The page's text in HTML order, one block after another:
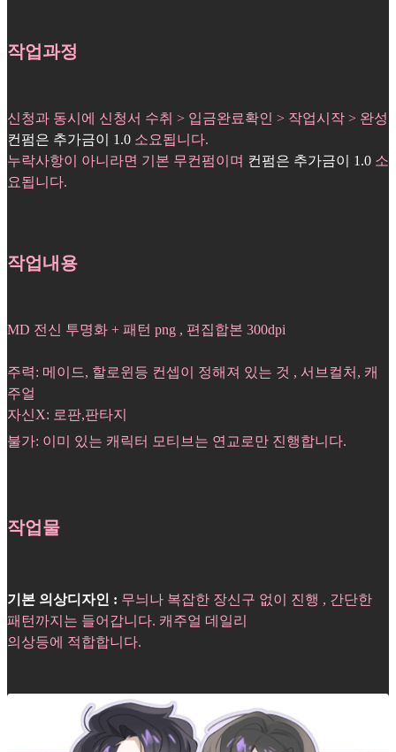
작업과정
신청과 동시에 신청서 수취 > 입금완료확인 > 작업시작 > 완성
컨펌은 추가금이 1.0 소요됩니다.
누락사항이 아니라면 기본 무컨펌이며 컨펌은 추가금이 1.0 소
요됩니다.
작업내용
MD 전신 투명화 + 패턴 png , 편집합본 300dpi
주력: 메이드, 할로윈등 컨셉이 정해져 있는 것 , 서브컬처, 캐
주얼
자신X: 로판,판타지
불가: 이미 있는 캐릭터 모티브는 연교로만 진행합니다.
작업물
기본 의상디자인 : 무늬나 복잡한 장신구 없이 진행 , 간단한
패턴까지는 들어갑니다. 캐주얼 데일리
의상등에 적합합니다.